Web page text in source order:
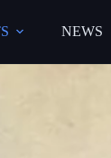
NEWS